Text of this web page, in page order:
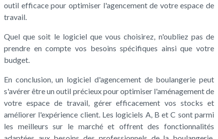
outil efficace pour optimiser l'agencement de votre espace de
travail.
Quel que soit le logiciel que vous choisirez, n'oubliez pas de
prendre en compte vos besoins spécifiques ainsi que votre
budget.
En conclusion, un logiciel d'agencement de boulangerie peut
s'avérer être un outil précieux pour optimiser l'aménagement de
votre espace de travail, gérer efficacement vos stocks et
améliorer l'expérience client. Les logiciels A, B et C sont parmi
les meilleurs sur le marché et offrent des fonctionnalités